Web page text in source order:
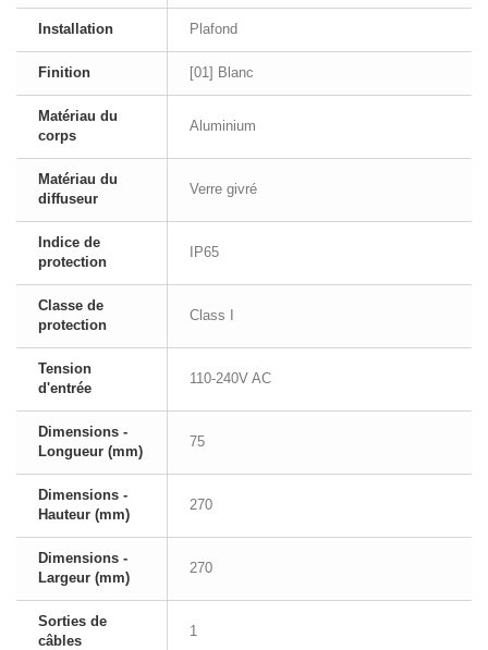
Installation Plafond
Finition [01] Blanc
Matériau du
corps
Aluminium
Matériau du
diffuseur
Verre givré
Indice de
protection
IP65
Classe de
protection
Class I
Tension
d'entrée
110-240V AC
Dimensions -
Longueur (mm)
75
Dimensions -
Hauteur (mm)
270
Dimensions -
Largeur (mm)
270
Sorties de
câbles
1